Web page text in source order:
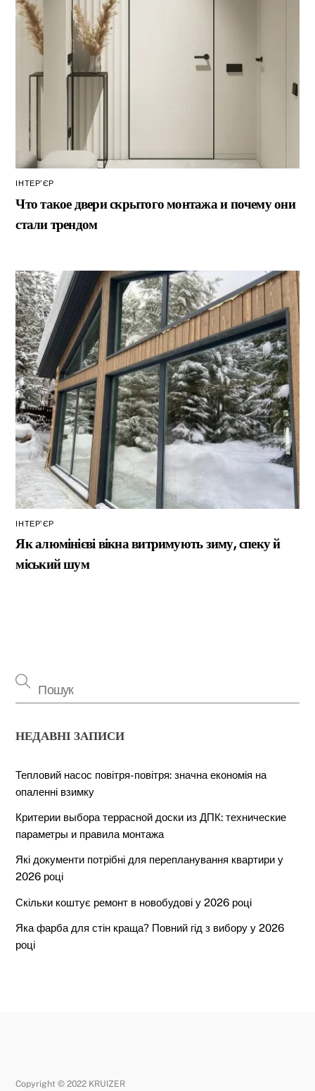
ІНТЕР’ЄР
Что такое двери скрытого монтажа и почему они
стали трендом
ІНТЕР’ЄР
Як алюмінієві вікна витримують зиму, спеку й
міський шум
НЕДАВНІ ЗАПИСИ
Тепловий насос повітря-повітря: значна економія на
опаленні взимку
Критерии выбора террасной доски из ДПК: технические
параметры и правила монтажа
Які документи потрібні для перепланування квартири у
2026 році
Скільки коштує ремонт в новобудові у 2026 році
Яка фарба для стін краща? Повний гід з вибору у 2026
році
Copyright © 2022 KRUIZER